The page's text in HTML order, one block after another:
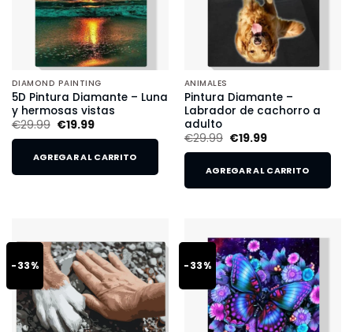
DIAMOND PAINTING
5D Pintura Diamante – Luna
y hermosas vistas
€29.99 €19.99
AGREGAR AL CARRITO
ANIMALES
Pintura Diamante –
Labrador de cachorro a
adulto
€29.99 €19.99
AGREGAR AL CARRITO
-33% -33%